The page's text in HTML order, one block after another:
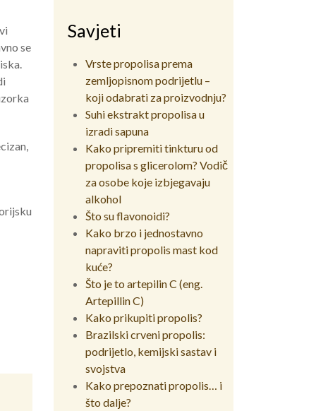
se
Savjeti
Vrste propolisa prema
zemljopisnom podrijetlu –
koji odabrati za proizvodnju?
Suhi ekstrakt propolisa u
izradi sapuna
Kako pripremiti tinkturu od
propolisa s glicerolom? Vodič
za osobe koje izbjegavaju
alkohol
Što su flavonoidi?
Kako brzo i jednostavno
napraviti propolis mast kod
kuće?
Što je to artepilin C (eng.
Artepillin C)
Kako prikupiti propolis?
Brazilski crveni propolis:
podrijetlo, kemijski sastav i
svojstva
Kako prepoznati propolis… i
što dalje?